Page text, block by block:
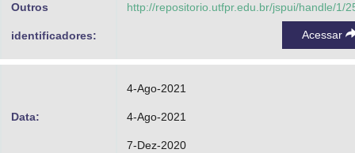
Outros
identificadores:
http://repositorio.utfpr.edu.br/jspui/handle/1/
Acessar
Data:
4-Ago-2021
4-Ago-2021
7-Dez-2020